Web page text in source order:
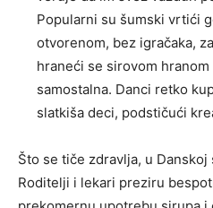
Popularni su šumski vrtići
otvorenom, bez igračaka,
hraneći se sirovom
samostalna. Danci retko
slatkiša deci, podstičući
Što se tiče zdravlja, u
Roditelji i lekari preziru